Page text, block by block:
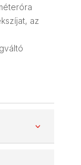
az